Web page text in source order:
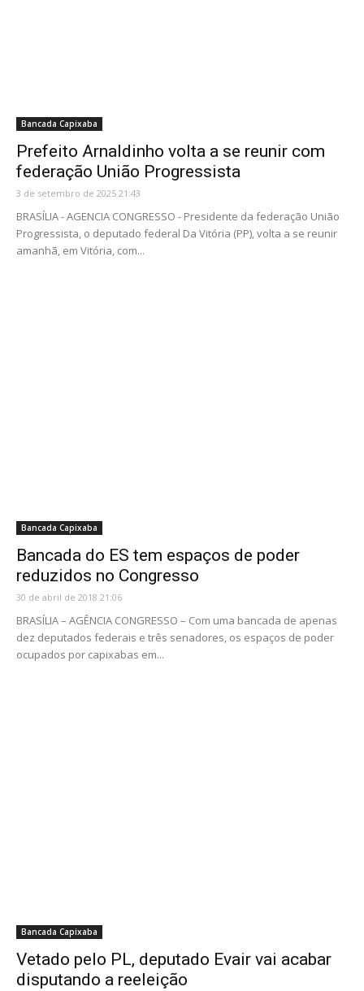
Bancada Capixaba
Prefeito Arnaldinho volta a se reunir com
federação União Progressista
3 de setembro de 2025 21:43
BRASÍLIA - AGENCIA CONGRESSO - Presidente da federação União
Progressista, o deputado federal Da Vitória (PP), volta a se reunir
amanhã, em Vitória, com...
Bancada Capixaba
Bancada do ES tem espaços de poder
reduzidos no Congresso
30 de abril de 2018 21:06
BRASÍLIA – AGÊNCIA CONGRESSO – Com uma bancada de apenas
dez deputados federais e três senadores, os espaços de poder
ocupados por capixabas em...
Bancada Capixaba
Vetado pelo PL, deputado Evair vai acabar
disputando a reeleição